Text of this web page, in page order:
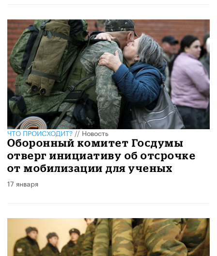
ЧТО ПРОИСХОДИТ?//Новость
Оборонный комитет Госдумы
отверг инициативу об отсрочке
от мобилизации для ученых
17 января